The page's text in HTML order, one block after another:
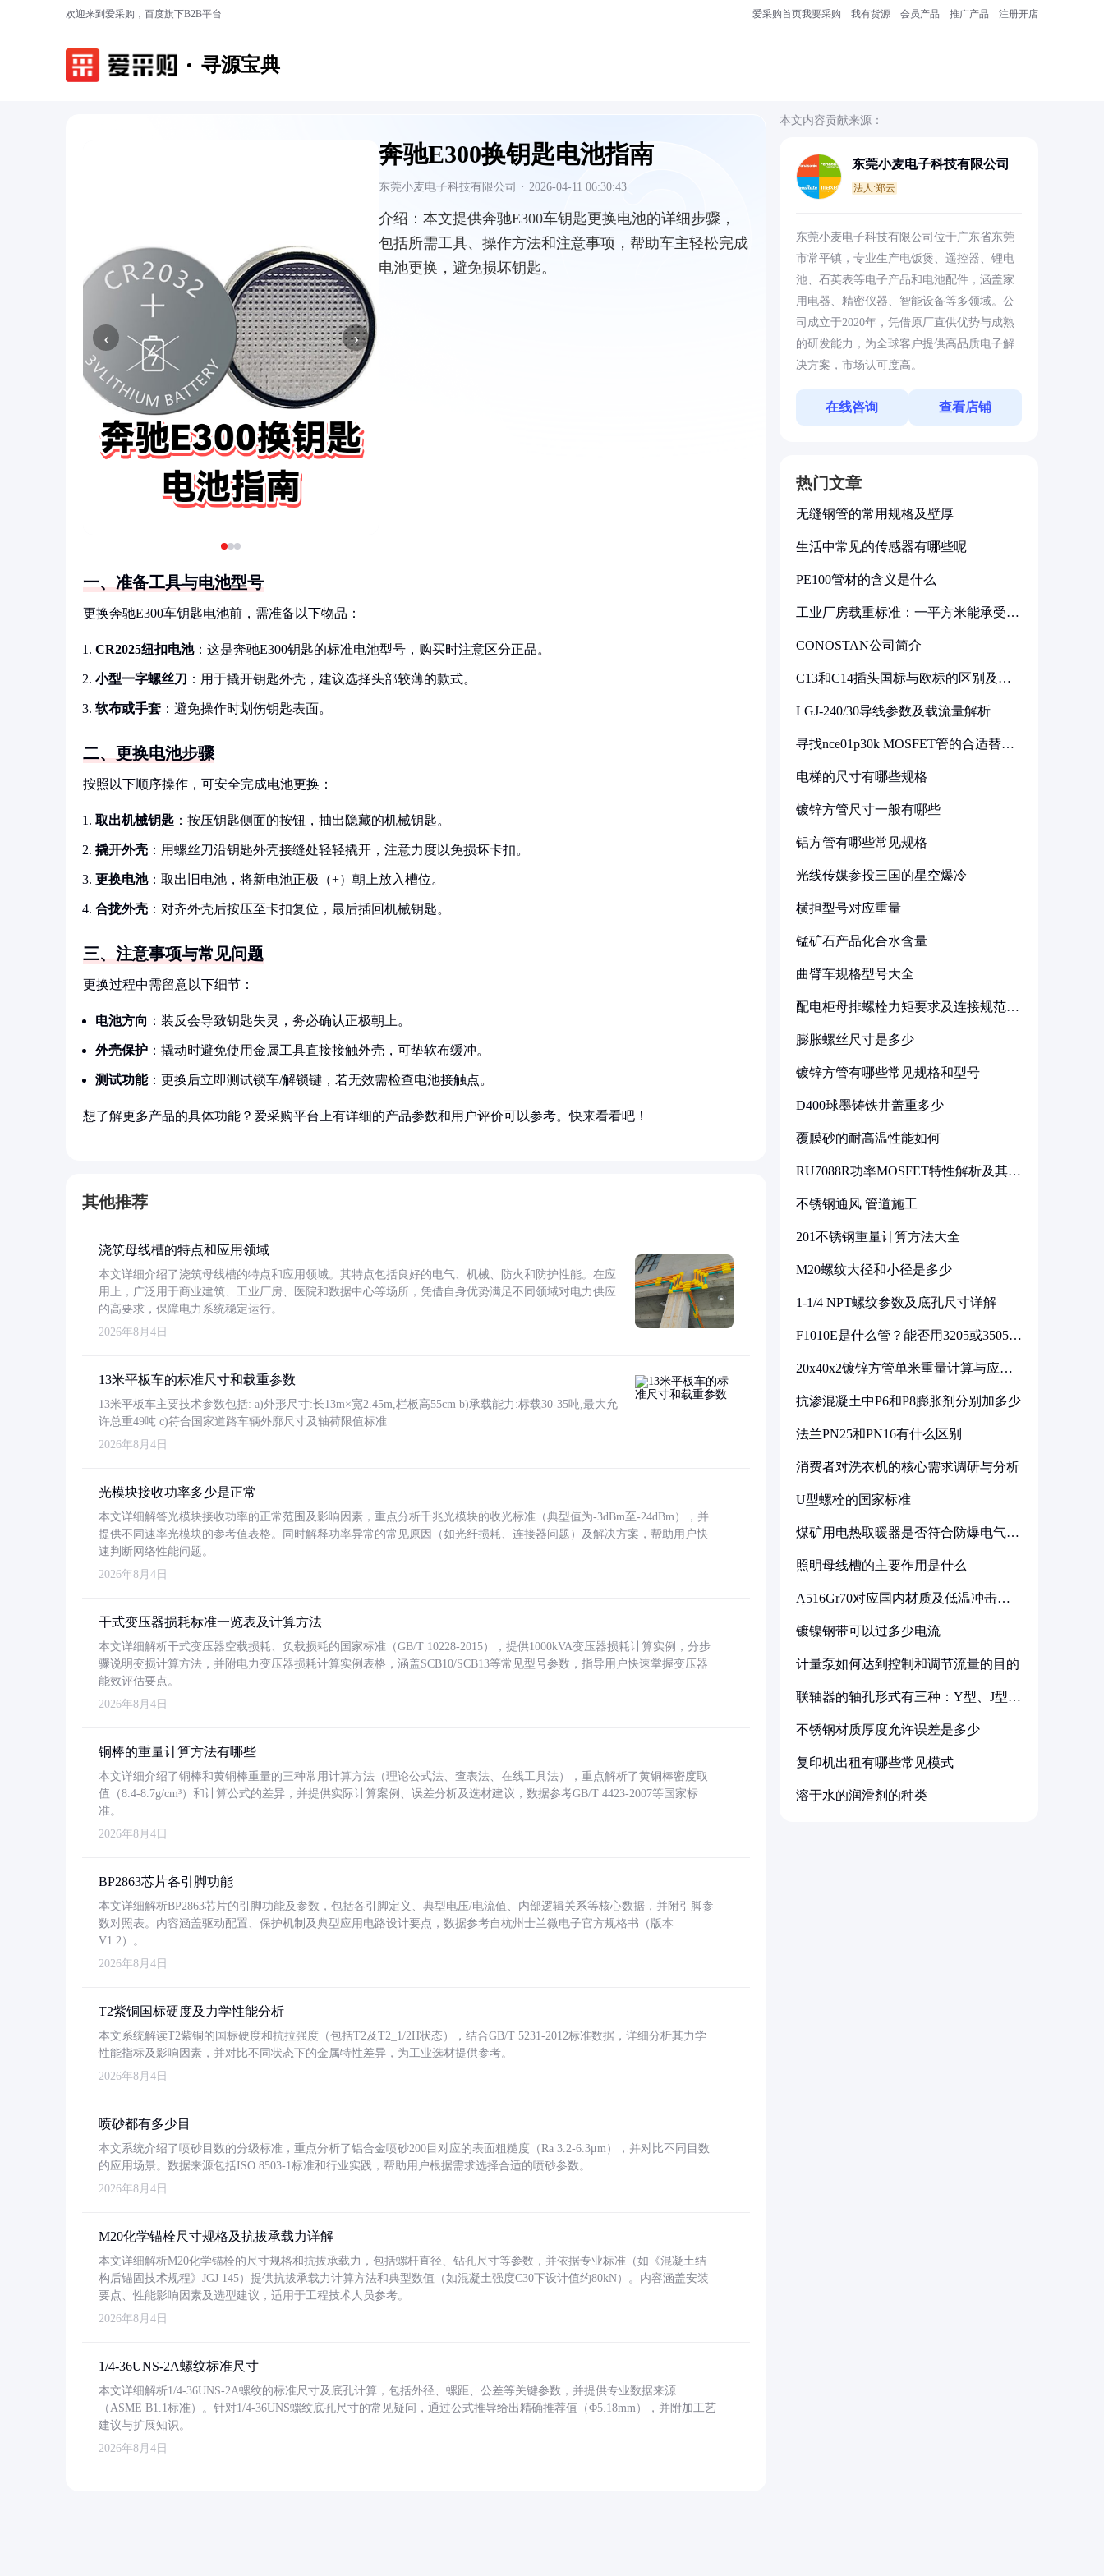
欢迎来到爱采购，百度旗下B2B平台 爱采购首页我要采购 我有货源 会员产品 推广产品 注册开店
寻源宝典
‹ ›
奔驰E300换钥匙电池指南
东莞小麦电子科技有限公司 · 2026-04-11 06:30:43
介绍： 本文提供奔驰E300车钥匙更换电池的详细步骤，
包括所需工具、操作方法和注意事项，帮助车主轻松完成
电池更换，避免损坏钥匙。
一、准备工具与电池型号
更换奔驰E300车钥匙电池前，需准备以下物品：
CR2025纽扣电池：这是奔驰E300钥匙的标准电池型号，购买时注意区分正品。
小型一字螺丝刀 ：用于撬开钥匙外壳，建议选择头部较薄的款式。
软布或手套 ：避免操作时划伤钥匙表面。
二、更换电池步骤
按照以下顺序操作，可安全完成电池更换：
取出机械钥匙 ：按压钥匙侧面的按钮，抽出隐藏的机械钥匙。
撬开外壳 ：用螺丝刀沿钥匙外壳接缝处轻轻撬开，注意力度以免损坏卡扣。
更换电池：取出旧电池，将新电池正极（+）朝上放入槽位。
合拢外壳 ：对齐外壳后按压至卡扣复位，最后插回机械钥匙。
三、注意事项与常见问题
更换过程中需留意以下细节：
电池方向 ：装反会导致钥匙失灵，务必确认正极朝上。
外壳保护 ：撬动时避免使用金属工具直接接触外壳，可垫软布缓冲。
测试功能：更换后立即测试锁车/解锁键，若无效需检查电池接触点。
想了解更多产品的具体功能？爱采购平台上有详细的产品参数和用户评价可以参考。快来看看吧！
其他推荐
浇筑母线槽的特点和应用领域
本文详细介绍了浇筑母线槽的特点和应用领域。其特点包括良好的电气、机械、防火和防护性能。在应
用上，广泛用于商业建筑、工业厂房、医院和数据中心等场所，凭借自身优势满足不同领域对电力供应
的高要求，保障电力系统稳定运行。
2026年8月4日
13米平板车的标准尺寸和载重参数
13米平板车主要技术参数包括: a)外形尺寸:长13m×宽2.45m,栏板高55cm b)承载能力:标载30-35吨,最大允
许总重49吨 c)符合国家道路车辆外廓尺寸及轴荷限值标准
2026年8月4日
光模块接收功率多少是正常
本文详细解答光模块接收功率的正常范围及影响因素，重点分析千兆光模块的收光标准（典型值为-3dBm至-24dBm），并
提供不同速率光模块的参考值表格。同时解释功率异常的常见原因（如光纤损耗、连接器问题）及解决方案，帮助用户快
速判断网络性能问题。
2026年8月4日
干式变压器损耗标准一览表及计算方法
本文详细解析干式变压器空载损耗、负载损耗的国家标准（GB/T 10228-2015），提供1000kVA变压器损耗计算实例，分步
骤说明变损计算方法，并附电力变压器损耗计算实例表格，涵盖SCB10/SCB13等常见型号参数，指导用户快速掌握变压器
能效评估要点。
2026年8月4日
铜棒的重量计算方法有哪些
本文详细介绍了铜棒和黄铜棒重量的三种常用计算方法（理论公式法、查表法、在线工具法），重点解析了黄铜棒密度取
值（8.4-8.7g/cm³）和计算公式的差异，并提供实际计算案例、误差分析及选材建议，数据参考GB/T 4423-2007等国家标
准。
2026年8月4日
BP2863芯片各引脚功能
本文详细解析BP2863芯片的引脚功能及参数，包括各引脚定义、典型电压/电流值、内部逻辑关系等核心数据，并附引脚参
数对照表。内容涵盖驱动配置、保护机制及典型应用电路设计要点，数据参考自杭州士兰微电子官方规格书（版本
V1.2）。
2026年8月4日
T2紫铜国标硬度及力学性能分析
本文系统解读T2紫铜的国标硬度和抗拉强度（包括T2及T2_1/2H状态），结合GB/T 5231-2012标准数据，详细分析其力学
性能指标及影响因素，并对比不同状态下的金属特性差异，为工业选材提供参考。
2026年8月4日
喷砂都有多少目
本文系统介绍了喷砂目数的分级标准，重点分析了铝合金喷砂200目对应的表面粗糙度（Ra 3.2-6.3μm），并对比不同目数
的应用场景。数据来源包括ISO 8503-1标准和行业实践，帮助用户根据需求选择合适的喷砂参数。
2026年8月4日
M20化学锚栓尺寸规格及抗拔承载力详解
本文详细解析M20化学锚栓的尺寸规格和抗拔承载力，包括螺杆直径、钻孔尺寸等参数，并依据专业标准（如《混凝土结
构后锚固技术规程》JGJ 145）提供抗拔承载力计算方法和典型数值（如混凝土强度C30下设计值约80kN）。内容涵盖安装
要点、性能影响因素及选型建议，适用于工程技术人员参考。
2026年8月4日
1/4-36UNS-2A螺纹标准尺寸
本文详细解析1/4-36UNS-2A螺纹的标准尺寸及底孔计算，包括外径、螺距、公差等关键参数，并提供专业数据来源
（ASME B1.1标准）。针对1/4-36UNS螺纹底孔尺寸的常见疑问，通过公式推导给出精确推荐值（Φ5.18mm），并附加工艺
建议与扩展知识。
2026年8月4日
本文内容贡献来源：
东莞小麦电子科技有限公司
法人:郑云
东莞小麦电子科技有限公司位于广东省东莞
市常平镇，专业生产电饭煲、遥控器、锂电
池、石英表等电子产品和电池配件，涵盖家
用电器、精密仪器、智能设备等多领域。公
司成立于2020年，凭借原厂直供优势与成熟
的研发能力，为全球客户提供高品质电子解
决方案，市场认可度高。
在线咨询 查看店铺
热门文章
无缝钢管的常用规格及壁厚
生活中常见的传感器有哪些呢
PE100管材的含义是什么
工业厂房载重标准：一平方米能承受多
CONOSTAN公司简介
C13和C14插头国标与欧标的区别及其
LGJ-240/30导线参数及载流量解析
寻找nce01p30k MOSFET管的合适替代
电梯的尺寸有哪些规格
镀锌方管尺寸一般有哪些
铝方管有哪些常见规格
光线传媒参投三国的星空爆冷
横担型号对应重量
锰矿石产品化合水含量
曲臂车规格型号大全
配电柜母排螺栓力矩要求及连接规范详
膨胀螺丝尺寸是多少
镀锌方管有哪些常见规格和型号
D400球墨铸铁井盖重多少
覆膜砂的耐高温性能如何
RU7088R功率MOSFET特性解析及其在
不锈钢通风 管道施工
201不锈钢重量计算方法大全
M20螺纹大径和小径是多少
1-1/4 NPT螺纹参数及底孔尺寸详解
F1010E是什么管？能否用3205或3505代
20x40x2镀锌方管单米重量计算与应用
抗渗混凝土中P6和P8膨胀剂分别加多少
法兰PN25和PN16有什么区别
消费者对洗衣机的核心需求调研与分析
U型螺栓的国家标准
煤矿用电热取暖器是否符合防爆电气设
照明母线槽的主要作用是什么
A516Gr70对应国内材质及低温冲击要
镀镍钢带可以过多少电流
计量泵如何达到控制和调节流量的目的
联轴器的轴孔形式有三种：Y型、J型、
不锈钢材质厚度允许误差是多少
复印机出租有哪些常见模式
溶于水的润滑剂的种类